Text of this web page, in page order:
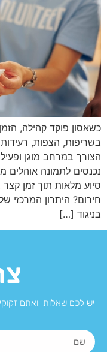
כשאסון פוקד קהילה,
בשריפות, הצפות,
הצורך במרחב מוגן
נכנסים לתמונה אוהלים
סיוע מלאות תוך זמן
חירום? היתרון המרכזי
בניגוד […]
יש לכם שאלות ואתם